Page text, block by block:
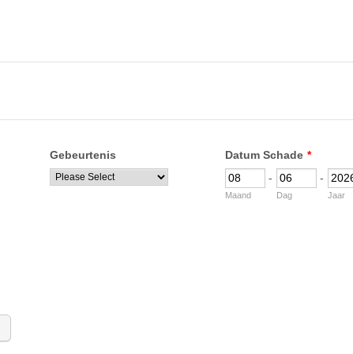
Gebeurtenis Datum Schade *
-
Maand
-
Dag Jaar